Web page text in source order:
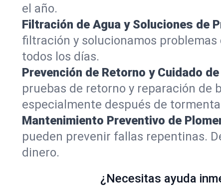
el año.
Filtración de Agua y Soluciones de
filtración y solucionamos
todos los días.
Prevención de Retorno y Cuidado
pruebas de retorno y reparación de
especialmente después de
Mantenimiento Preventivo de
pueden prevenir fallas repentinas.
dinero.
¿Necesitas ayuda